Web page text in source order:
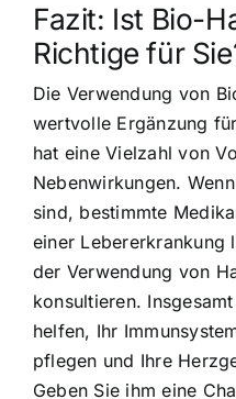
Fazit: Ist Bio-
Richtige für
Die Verwendung von
wertvolle Ergänzung
hat eine Vielzahl von
Nebenwirkungen.
sind, bestimmte
einer Lebererkrankung
der Verwendung von
konsultieren.
helfen, Ihr
pflegen und Ihre
Geben Sie ihm eine